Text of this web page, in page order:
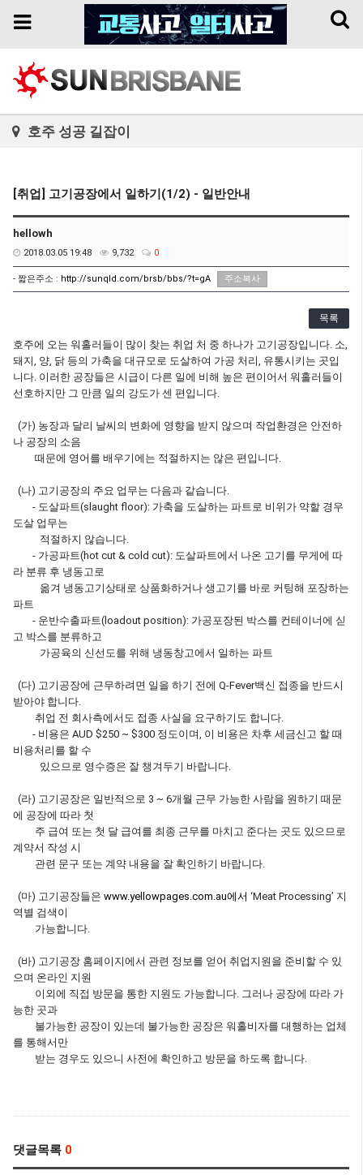
Toggle
Toggle
호주 성공 길잡이
[취업] 고기공장에서 일하기(1/2) - 일반안내
hellowh
2018.03.05 19:48 9,732 0
- 짧은주소 : http://sunqld.com/brsb/bbs/?t=gA 주소복사
목록
호주에 오는 워홀러들이 많이 찾는 취업 처 중 하나가 고기공장입니다. 소,
돼지, 양, 닭 등의 가축을 대규모로 도살하여 가공 처리, 유통시키는 곳입
니다. 이러한 공장들은 시급이 다른 일에 비해 높은 편이어서 워홀러들이
선호하지만 그 만큼 일의 강도가 센 편입니다.
(가) 농장과 달리 날씨의 변화에 영향을 받지 않으며 작업환경은 안전하
나 공장의 소음
때문에 영어를 배우기에는 적절하지는 않은 편입니다.
(나) 고기공장의 주요 업무는 다음과 같습니다.
- 도살파트(slaught floor): 가축을 도살하는 파트로 비위가 약할 경우
도살 업무는
적절하지 않습니다.
- 가공파트(hot cut & cold cut): 도살파트에서 나온 고기를 무게에 따
라 분류 후 냉동고로
옮겨 냉동고기상태로 상품화하거나 생고기를 바로 커팅해 포장하는
파트
- 운반수출파트(loadout position): 가공포장된 박스를 컨테이너에 싣
고 박스를 분류하고
가공육의 신선도를 위해 냉동창고에서 일하는 파트
(다) 고기공장에 근무하려면 일을 하기 전에 Q-Fever백신 접종을 반드시
받아야 합니다.
취업 전 회사측에서도 접종 사실을 요구하기도 합니다.
- 비용은 AUD $250 ~ $300 정도이며, 이 비용은 차후 세금신고 할 때
비용처리를 할 수
있으므로 영수증은 잘 챙겨두기 바랍니다.
(라) 고기공장은 일반적으로 3 ~ 6개월 근무 가능한 사람을 원하기 때문
에 공장에 따라 첫
주 급여 또는 첫 달 급여를 최종 근무를 마치고 준다는 곳도 있으므로
계약서 작성 시
관련 문구 또는 계약 내용을 잘 확인하기 바랍니다.
(마) 고기공장들은 www.yellowpages.com.au에서 ‘Meat Processing’ 지
역별 검색이
가능합니다.
(바) 고기공장 홈페이지에서 관련 정보를 얻어 취업지원을 준비할 수 있
으며 온라인 지원
이외에 직접 방문을 통한 지원도 가능합니다. 그러나 공장에 따라 가
능한 곳과
불가능한 공장이 있는데 불가능한 공장은 워홀비자를 대행하는 업체
를 통해서만
받는 경우도 있으니 사전에 확인하고 방문을 하도록 합니다.
댓글목록 0